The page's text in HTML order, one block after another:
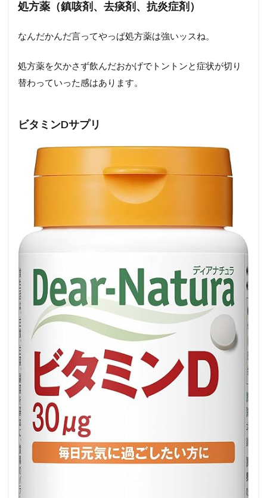
処方薬（鎮咳剤、去痰剤、抗炎症剤）
なんだかんだ言ってやっぱ処方薬は強いッスね。
処方薬を欠かさず飲んだおかげでトントンと症状が切り
替わっていった感はあります。
ビタミンDサプリ